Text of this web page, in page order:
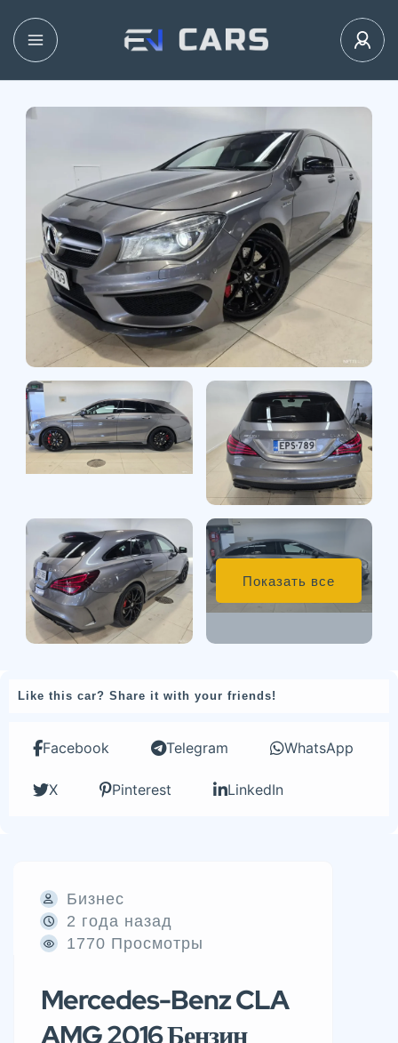
Показать все
Like this car? Share it with your friends!
Facebook Telegram WhatsApp
X Pinterest LinkedIn
Бизнес
2 года назад
1770 Просмотры
Mercedes-Benz CLA
AMG 2016 Бензин